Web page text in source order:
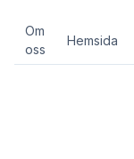
Om
oss
Hemsida